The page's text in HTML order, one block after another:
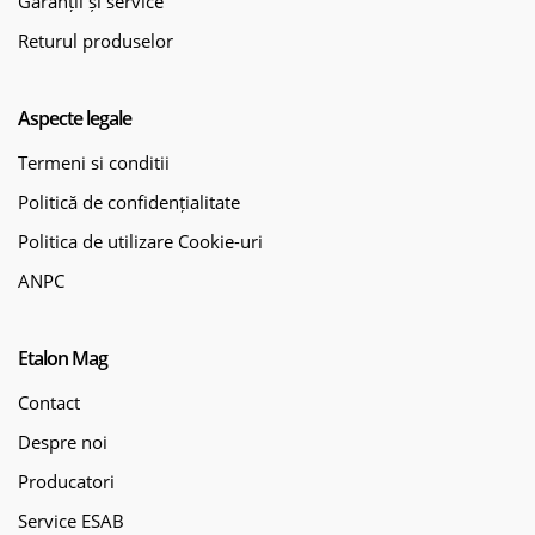
Returul produselor
Aspecte legale
Termeni si conditii
Politică de confidențialitate
Politica de utilizare Cookie-uri
ANPC
Etalon Mag
Contact
Despre noi
Producatori
Service ESAB